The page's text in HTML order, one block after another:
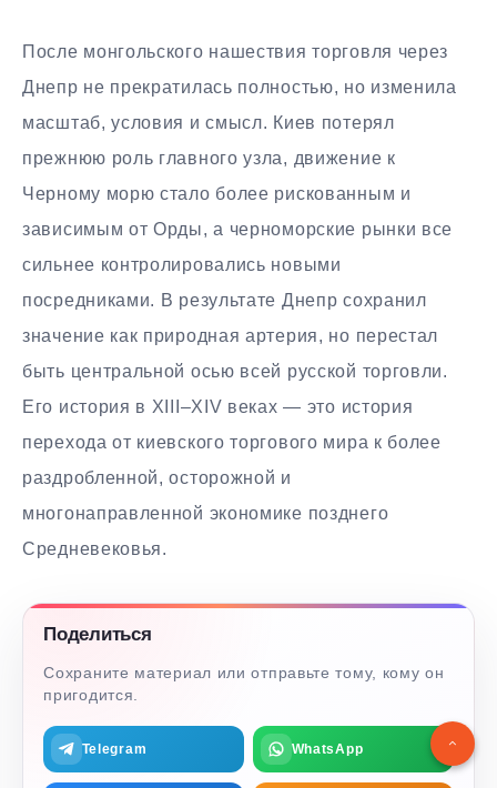
После монгольского нашествия торговля через
Днепр не прекратилась полностью, но изменила
масштаб, условия и смысл. Киев потерял
прежнюю роль главного узла, движение к
Черному морю стало более рискованным и
зависимым от Орды, а черноморские рынки все
сильнее контролировались новыми
посредниками. В результате Днепр сохранил
значение как природная артерия, но перестал
быть центральной осью всей русской торговли.
Его история в XIII–XIV веках — это история
перехода от киевского торгового мира к более
раздробленной, осторожной и
многонаправленной экономике позднего
Средневековья.
Поделиться
Сохраните материал или отправьте тому, кому он
пригодится.
Telegram WhatsApp